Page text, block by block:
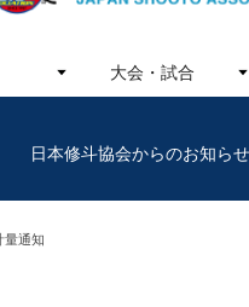
大会・試合
日本修斗協会からのお知らせ
量通知